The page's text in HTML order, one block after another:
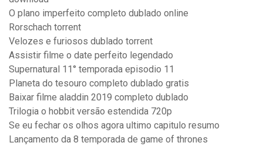
O plano imperfeito completo dublado online
Rorschach torrent
Velozes e furiosos dublado torrent
Assistir filme o date perfeito legendado
Supernatural 11° temporada episodio 11
Planeta do tesouro completo dublado gratis
Baixar filme aladdin 2019 completo dublado
Trilogia o hobbit versão estendida 720p
Se eu fechar os olhos agora ultimo capitulo resumo
Lançamento da 8 temporada de game of thrones